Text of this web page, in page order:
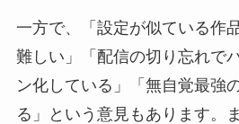
一方で、「設定が似ている作
難しい」「配信の切り忘れで
ン化している」「無自覚最強
る」という意見もあります。